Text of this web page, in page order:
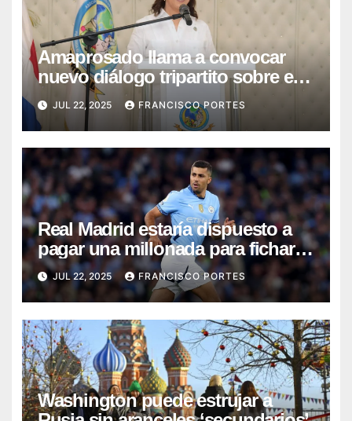
Amaprosado llama a convocar
nuevo diálogo tripartito sobre el
proyecto de código laboral
JUL 22, 2025 FRANCISCO PORTES
Real Madrid estaría dispuesto a
pagar una millonada para fichar a
Rodri
JUL 22, 2025 FRANCISCO PORTES
Washington puede estrujar a